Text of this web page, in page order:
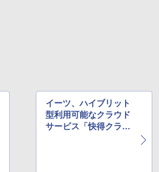
イーツ、ハイブリット
型利用可能なクラウド
サービス「快得クラウ